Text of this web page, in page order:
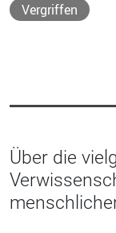
Vergriffen
Über die